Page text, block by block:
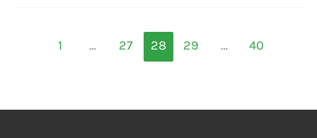
radicalités
1 … 27 28 29 … 40